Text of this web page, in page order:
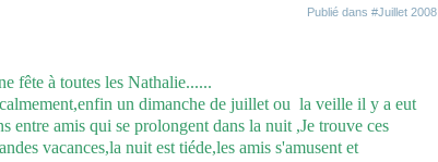
Publié dans #Juillet 2008
fête à toutes les Nathalie......
un dimanche de juillet ou la veille il y a eut
entre amis qui se prolongent dans la nuit ,Je trouve ces
vacances,la nuit est tiéde,les amis s'amusent et